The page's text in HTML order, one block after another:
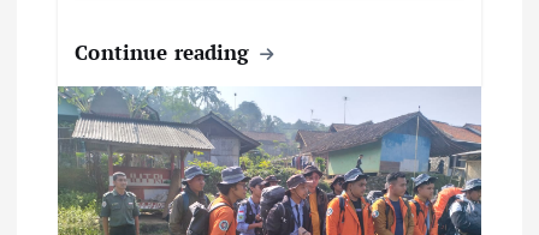
Continue reading